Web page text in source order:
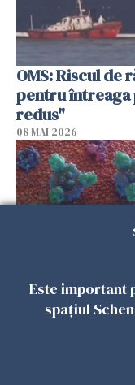
OMS: Riscul de
pentru întreaga
redus"
08 MAI 2026
Marea Britanie
cetăţean
Este important
spațiul